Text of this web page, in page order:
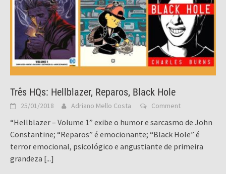
Três HQs: Hellblazer, Reparos, Black Hole
25/01/2018 Adriano Mello Costa Comment
“Hellblazer – Volume 1” exibe o humor e sarcasmo de John
Constantine; “Reparos” é emocionante; “Black Hole” é
terror emocional, psicológico e angustiante de primeira
grandeza [...]